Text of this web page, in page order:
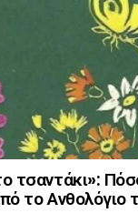
τσαντάκι»:
το Ανθολόγιο